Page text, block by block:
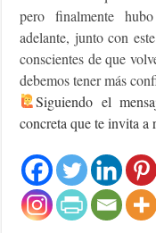
pero finalmente
adelante, junto con
conscientes de que
debemos tener más
‍Siguiendo el
concreta que te invita a